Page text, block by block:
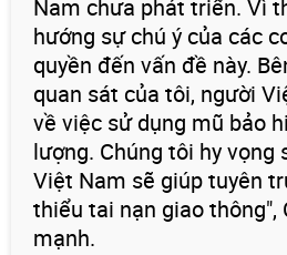
Nam chưa phát triển. Vì
hướng sự chú ý của các
quyền đến vấn đề này.
quan sát của tôi, người
về việc sử dụng mũ bảo
lượng. Chúng tôi hy vọng
Việt Nam sẽ giúp tuyên
thiểu tai nạn giao thông",
mạnh.